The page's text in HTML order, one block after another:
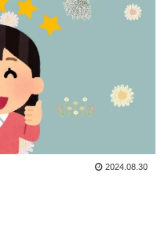
2024.08.30